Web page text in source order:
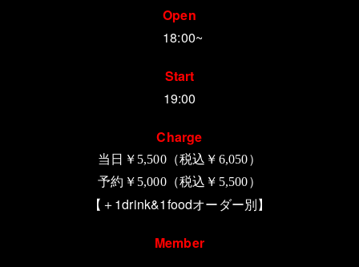
Open
18:00~
Start
19:00
Charge
当日￥ 5,500（税込￥ 6,050）
予約￥ 5,000（税込￥ 5,500）
【＋1drink&1foodオーダー別】
Member